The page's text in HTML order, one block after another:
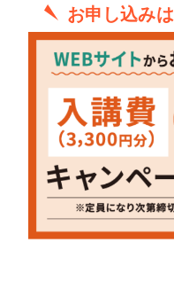
お申し込みは